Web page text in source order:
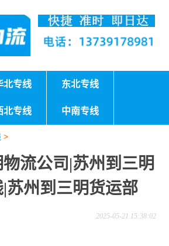
北专线 东北专线
北专线 中南专线
>
流公司|苏州到三明
苏州到三明货运部
2025-05-21 15:38:02